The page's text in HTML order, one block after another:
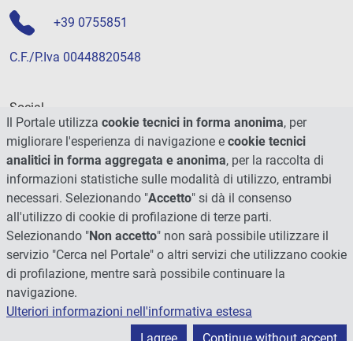
+39 0755851
C.F./P.Iva 00448820548
Social
© 2026 - Università degli Studi di Perugia
Il Portale utilizza cookie tecnici in forma anonima, per
migliorare l'esperienza di navigazione e cookie tecnici
analitici in forma aggregata e anonima, per la raccolta di
informazioni statistiche sulle modalità di utilizzo, entrambi
necessari. Selezionando "Accetto" si dà il consenso
all'utilizzo di cookie di profilazione di terze parti.
Selezionando "Non accetto" non sarà possibile utilizzare il
servizio "Cerca nel Portale" o altri servizi che utilizzano cookie
di profilazione, mentre sarà possibile continuare la
navigazione.
Ulteriori informazioni nell'informativa estesa